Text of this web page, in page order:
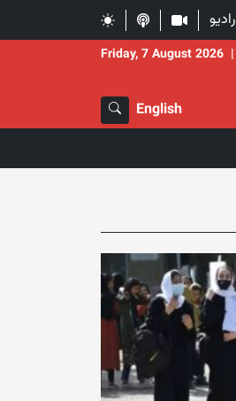
رادیو
|
Friday, 7 August 2026
English